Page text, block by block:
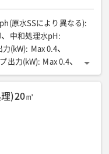
原水SSにより異なる):
中和処理水pH :
力(kW): Max 0.4
出力(kW): Max 0.4
ラス電極
質量(kg)
)20㎥